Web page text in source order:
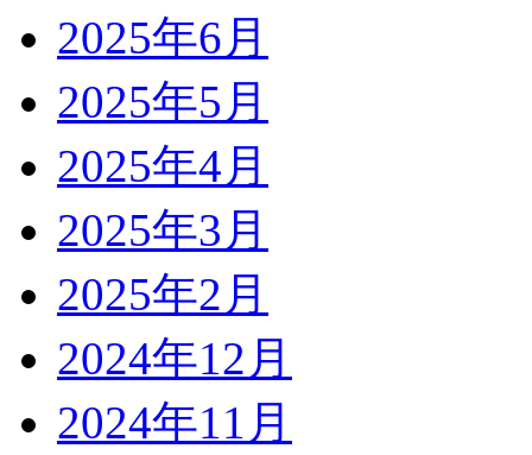
2025年6月
2025年5月
2025年4月
2025年3月
2025年2月
2024年12月
2024年11月